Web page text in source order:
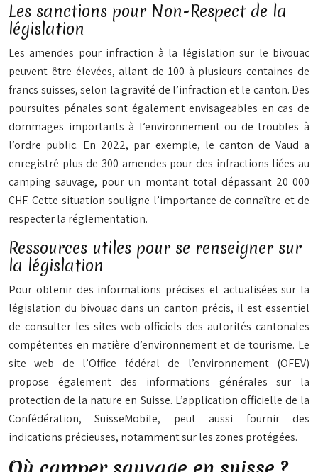
Les sanctions pour Non-Respect de la
législation
Les amendes pour infraction à la législation sur le bivouac
peuvent être élevées, allant de 100 à plusieurs centaines de
francs suisses, selon la gravité de l’infraction et le canton. Des
poursuites pénales sont également envisageables en cas de
dommages importants à l’environnement ou de troubles à
l’ordre public. En 2022, par exemple, le canton de Vaud a
enregistré plus de 300 amendes pour des infractions liées au
camping sauvage, pour un montant total dépassant 20 000
CHF. Cette situation souligne l’importance de connaître et de
respecter la réglementation.
Ressources utiles pour se renseigner sur
la législation
Pour obtenir des informations précises et actualisées sur la
législation du bivouac dans un canton précis, il est essentiel
de consulter les sites web officiels des autorités cantonales
compétentes en matière d’environnement et de tourisme. Le
site web de l’Office fédéral de l’environnement (OFEV)
propose également des informations générales sur la
protection de la nature en Suisse. L’application officielle de la
Confédération, SuisseMobile, peut aussi fournir des
indications précieuses, notamment sur les zones protégées.